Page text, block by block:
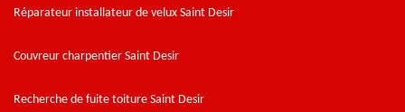
Réparateur installateur de velux Saint Desir
Couvreur charpentier Saint Desir
Recherche de fuite toiture Saint Desir